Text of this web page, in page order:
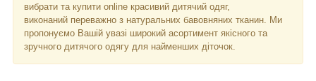
вибрати та купити online красивий дитячий одяг,
виконаний переважно з натуральних бавовняних тканин. Ми
пропонуємо Вашій увазі широкий асортимент якісного та
зручного дитячого одягу для найменших діточок.